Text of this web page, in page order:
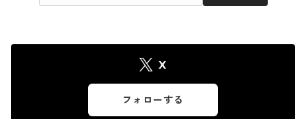
X
フォローする